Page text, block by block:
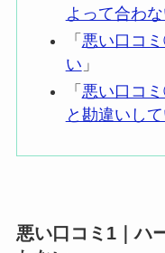
よって合わ
「 悪い口コ
い 」
「 悪い口コ
と勘違いし
悪い口コミ1｜ハ